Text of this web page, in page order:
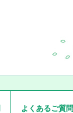
よくあるご質問